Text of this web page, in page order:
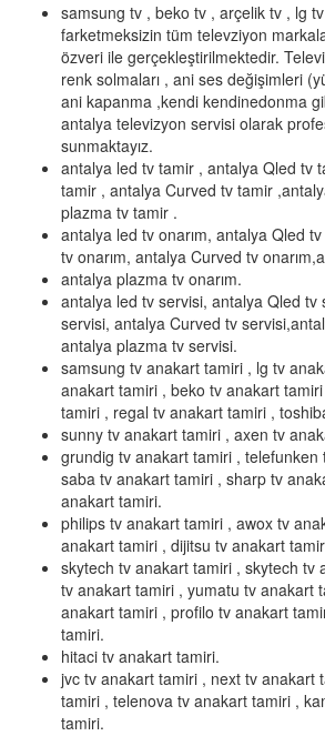
samsung tv , beko tv , arçelik tv , lg
farketmeksizin tüm televziyon
özveri ile gerçekleştirilmektedir.
renk solmaları , ani ses değişimleri
ani kapanma ,kendi kendinedonma
antalya televizyon servisi olarak
sunmaktayız.
antalya led tv tamir , antalya Qled tv
tamir , antalya Curved tv tamir
plazma tv tamir .
antalya led tv onarım, antalya Qled
tv onarım, antalya Curved tv
antalya plazma tv onarım.
antalya led tv servisi, antalya Qled tv
servisi, antalya Curved tv
antalya plazma tv servisi.
samsung tv anakart tamiri , lg tv
anakart tamiri , beko tv anakart
tamiri , regal tv anakart tamiri ,
sunny tv anakart tamiri , axen tv
grundig tv anakart tamiri , telefunken
saba tv anakart tamiri , sharp tv
anakart tamiri.
philips tv anakart tamiri , awox tv
anakart tamiri , dijitsu tv anakart
skytech tv anakart tamiri , skytech tv
tv anakart tamiri , yumatu tv anakart
anakart tamiri , profilo tv anakart
tamiri.
hitaci tv anakart tamiri.
jvc tv anakart tamiri , next tv anakart
tamiri , telenova tv anakart tamiri ,
tamiri.